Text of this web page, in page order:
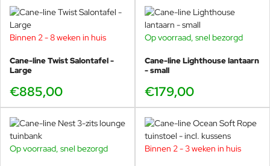
Binnen 2 - 8 weken in huis
Cane-line Twist Salontafel -
Large
€885,00
Op voorraad, snel bezorgd
Cane-line Lighthouse lantaarn
- small
€179,00
-40%
Op voorraad, snel bezorgd Binnen 2 - 3 weken in huis